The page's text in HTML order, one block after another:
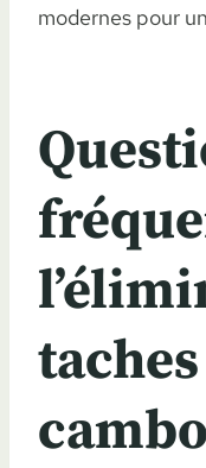
modernes pour